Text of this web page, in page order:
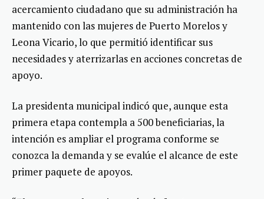
acercamiento ciudadano que su administración ha
mantenido con las mujeres de Puerto Morelos y
Leona Vicario, lo que permitió identificar sus
necesidades y aterrizarlas en acciones concretas de
apoyo.
La presidenta municipal indicó que, aunque esta
primera etapa contempla a 500 beneficiarias, la
intención es ampliar el programa conforme se
conozca la demanda y se evalúe el alcance de este
primer paquete de apoyos.